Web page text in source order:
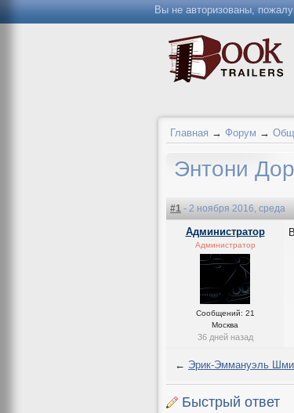
Вы не авторизованы,
Главная → Форум →
Энтони
#1 - 2 ноября 2016, среда
Администратор
Администратор
Сообщений: 21
Москва
36 дней назад
← Эрик-Эммануэль
Быстрый ответ